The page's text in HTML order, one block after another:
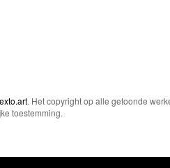
. Het copyright op alle getoonde
toestemming.